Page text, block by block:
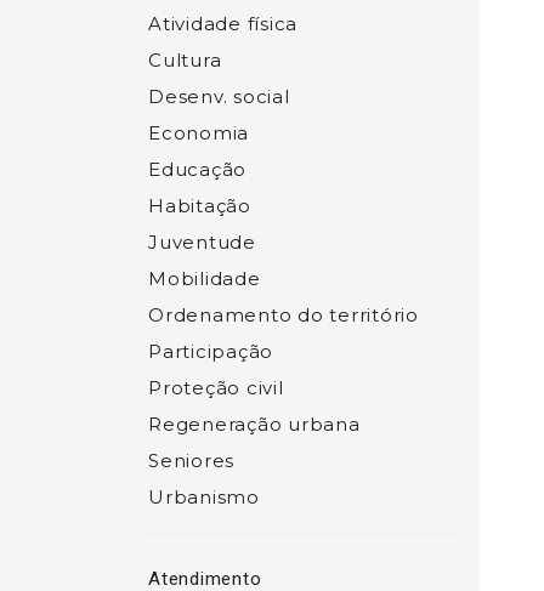
Atividade física
Cultura
Desenv. social
Economia
Educação
Habitação
Juventude
Mobilidade
Ordenamento do território
Participação
Proteção civil
Regeneração urbana
Seniores
Urbanismo
Atendimento